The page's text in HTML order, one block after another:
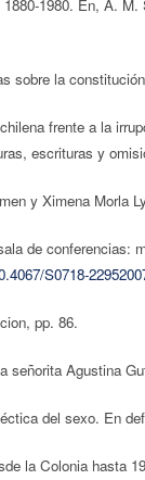
1980. En, A.
la
frente a la
escrituras y
y Ximena Morla
de
S0718-
pp. 86.
señorita Agustina
del sexo. En
la Colonia hasta